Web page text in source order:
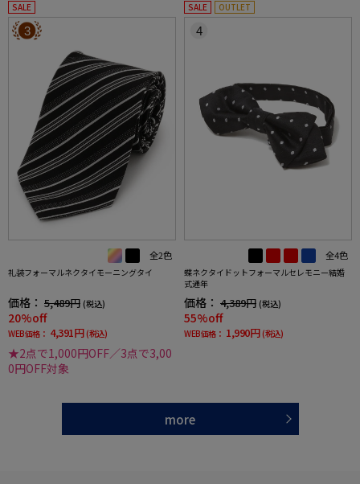
SALE
3
全2色
礼装フォーマルネクタイモーニングタイ
価格： 5,489円 (税込)
20%off
WEB価格： 4,391円 (税込)
★2点で1,000円OFF／3点で3,00
0円OFF対象
SALE OUTLET
4
全4色
蝶ネクタイドットフォーマルセレモニー結婚
式通年
価格： 4,389円 (税込)
55%off
WEB価格： 1,990円 (税込)
more